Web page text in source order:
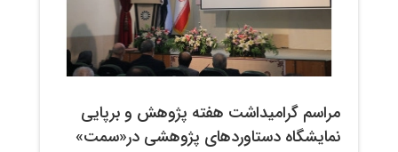
مراسم گرامیداشت هفته پژوهش و برپایی
نمایشگاه دستاوردهای پژوهشی در«سمت»